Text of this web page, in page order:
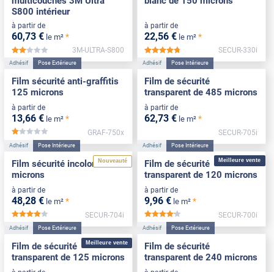
S800 intérieur
à partir de
60,73 € le m² *
*****
3M-ULTRA-S800
à partir de
22,56 € le m² *
*****
SECUR-330i
Adhésif Pose Extérieure
Film sécurité anti-graffitis
125 microns
à partir de
13,66 € le m² *
*****
GRAF-750x
Adhésif Pose Intérieure
Film de sécurité
transparent de 485 microns
à partir de
62,73 € le m² *
SECUR-705i
Nouveauté
Adhésif Pose Intérieure
Film sécurité incolore 375
microns
à partir de
48,28 € le m² *
*****
SECUR-704i
Meilleure vente
Adhésif Pose Intérieure
Film de sécurité
transparent de 120 microns
à partir de
9,96 € le m² *
*****
SECUR-700i
Meilleure vente
Adhésif Pose Extérieure
Film de sécurité
transparent de 125 microns
Adhésif Pose Extérieure
Film de sécurité
transparent de 240 microns